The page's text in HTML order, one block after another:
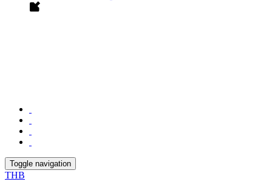
Toggle navigation
THB